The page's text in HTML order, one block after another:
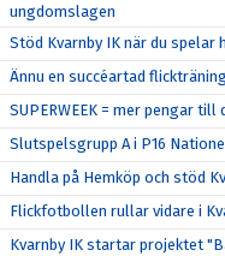
ungdomslagen
Stöd Kvarnby IK när du spelar
Ännu en succéartad
SUPERWEEK = mer pengar till
Slutspelsgrupp A i P16
Handla på Hemköp och stöd
Flickfotbollen rullar vidare i
Kvarnby IK startar projektet